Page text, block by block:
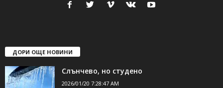
ДОРИ ОЩЕ НОВИНИ
Слънчево, но студено
2026/01/20 7:28:47 AM